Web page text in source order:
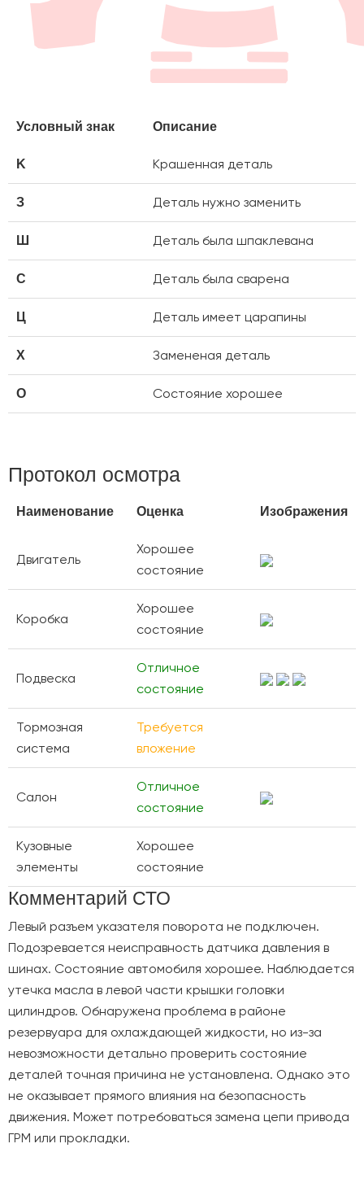
Условный знак Описание
K Крашенная деталь
З Деталь нужно заменить
Ш Деталь была шпаклевана
С Деталь была сварена
Ц Деталь имеет царапины
X Замененая деталь
О Состояние хорошее
Протокол осмотра
Наименование Оценка Изображения
Двигатель
Хорошее
состояние
Коробка
Хорошее
состояние
Подвеска
Отличное
состояние
Тормозная
система
Требуется
вложение
Салон
Отличное
состояние
Кузовные
элементы
Хорошее
состояние
Комментарий СТО
Левый разъем указателя поворота не подключен.
Подозревается неисправность датчика давления в
шинах. Состояние автомобиля хорошее. Наблюдается
утечка масла в левой части крышки головки
цилиндров. Обнаружена проблема в районе
резервуара для охлаждающей жидкости, но из-за
невозможности детально проверить состояние
деталей точная причина не установлена. Однако это
не оказывает прямого влияния на безопасность
движения. Может потребоваться замена цепи привода
ГРМ или прокладки.